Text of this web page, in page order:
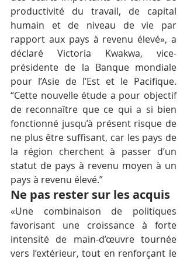
productivité du travail, de capital
humain et de niveau de vie par
rapport aux pays à revenu élevé», a
déclaré Victoria Kwakwa, vice-
présidente de la Banque mondiale
pour l’Asie de l’Est et le Pacifique.
“Cette nouvelle étude a pour objectif
de reconnaître que ce qui a si bien
fonctionné jusqu’à présent risque de
ne plus être suffisant, car les pays de
la région cherchent à passer d’un
statut de pays à revenu moyen à un
pays à revenu élevé.”
Ne pas rester sur les acquis
«Une combinaison de politiques
favorisant une croissance à forte
intensité de main-d’œuvre tournée
vers l’extérieur, tout en renforçant le